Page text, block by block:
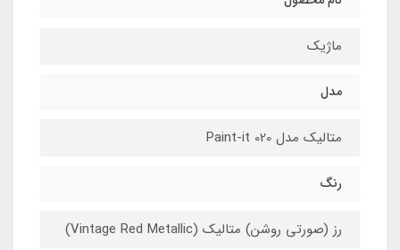
ماژیک
مدل
متالیک مدل Paint-it 020
رنگ
رز (صورتی روشن) متالیک (Vintage Red Metallic)